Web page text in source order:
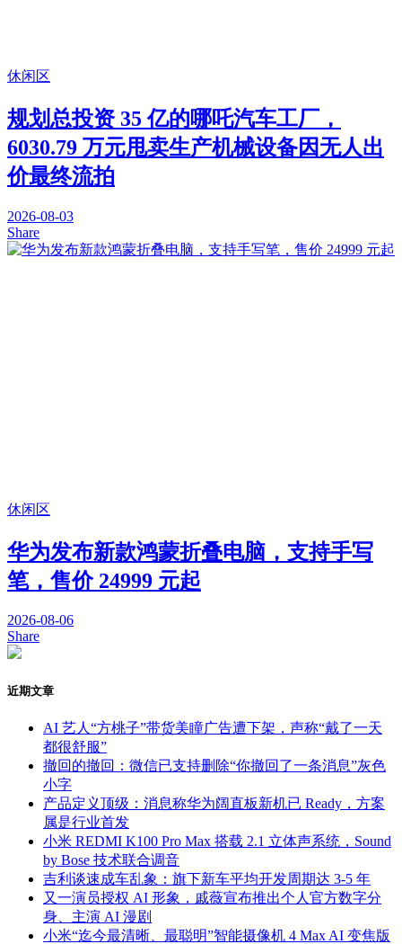
休闲区
规划总投资 35 亿的哪吒汽车工厂，
6030.79 万元甩卖生产机械设备因无人出
价最终流拍
2026-08-03
Share
休闲区
华为发布新款鸿蒙折叠电脑，支持手写
笔，售价 24999 元起
2026-08-06
Share
近期文章
AI 艺人“方桃子”带货美瞳广告遭下架，声称“戴了一天
都很舒服”
撤回的撤回：微信已支持删除“你撤回了一条消息”灰色
小字
产品定义顶级：消息称华为阔直板新机已 Ready，方案
属是行业首发
小米 REDMI K100 Pro Max 搭载 2.1 立体声系统，Sound
by Bose 技术联合调音
吉利谈速成车乱象：旗下新车平均开发周期达 3-5 年
又一演员授权 AI 形象，戚薇宣布推出个人官方数字分
身、主演 AI 漫剧
小米“迄今最清晰、最聪明”智能摄像机 4 Max AI 变焦版